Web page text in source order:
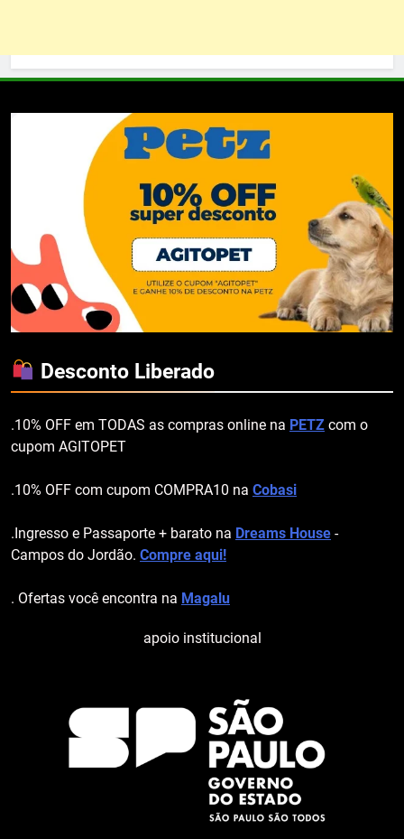
Desconto Liberado
.10% OFF em TODAS as compras online na PETZ com o
cupom AGITOPET
.10% OFF com cupom COMPRA10 na Cobasi
.Ingresso e Passaporte + barato na Dreams House -
Campos do Jordão. Compre aqui!
. Ofertas você encontra na Magalu
apoio institucional